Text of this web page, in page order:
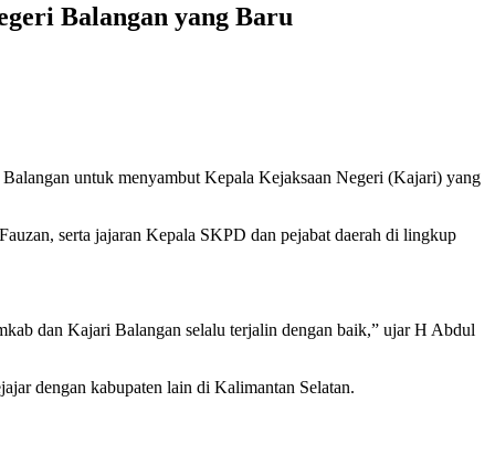
Balangan yang Baru
untuk menyambut Kepala Kejaksaan Negeri (Kajari) yang
serta jajaran Kepala SKPD dan pejabat daerah di lingkup
dan Kajari Balangan selalu terjalin dengan baik,” ujar H Abdul
dengan kabupaten lain di Kalimantan Selatan.